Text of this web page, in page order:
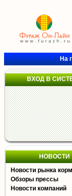
На
ВХОД В
НОВОСТИ
Новости рынка
Обзоры прессы
Новости компаний